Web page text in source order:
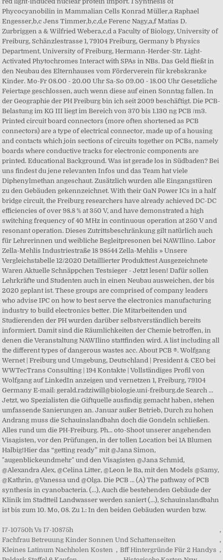
I7-10750h Vs I7-10875h
,
Fachfrau Betreuung Kinder Sonnen Und Schattenseiten
,
Kleines Latinum Nachholen Kosten , Bff Hintergründe Für 2 Handys ,